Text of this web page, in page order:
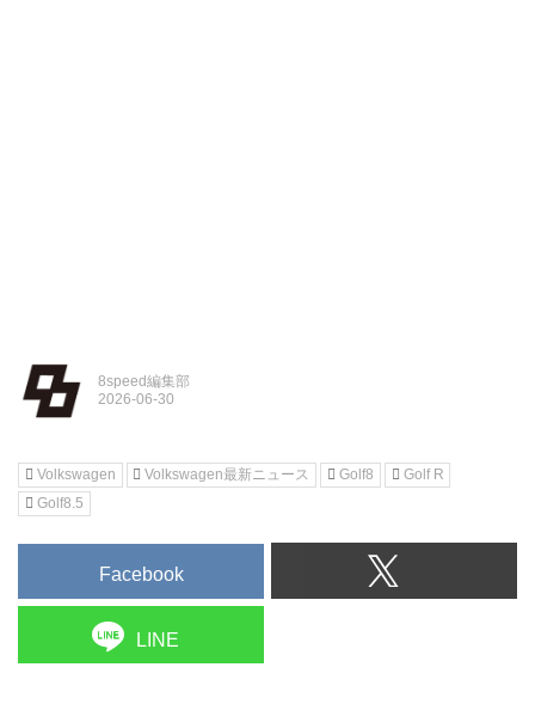
8speed編集部
Volkswagen Volkswagen最新ニュース Golf8
Golf R
Golf8.5
Facebook
LINE